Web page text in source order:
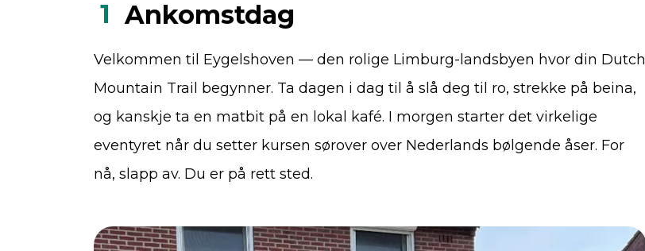
1 Ankomstdag
Velkommen til Eygelshoven — den rolige Limburg-landsbyen hvor din Dutch
Mountain Trail begynner. Ta dagen i dag til å slå deg til ro, strekke på beina,
og kanskje ta en matbit på en lokal kafé. I morgen starter det virkelige
eventyret når du setter kursen sørover over Nederlands bølgende åser. For
nå, slapp av. Du er på rett sted.